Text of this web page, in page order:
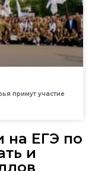
примут участие
на ЕГЭ по
и